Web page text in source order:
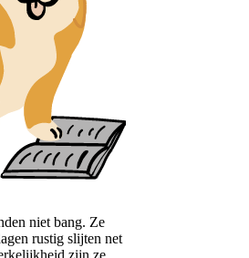
niet bang. Ze
rustig slijten net
zijn ze